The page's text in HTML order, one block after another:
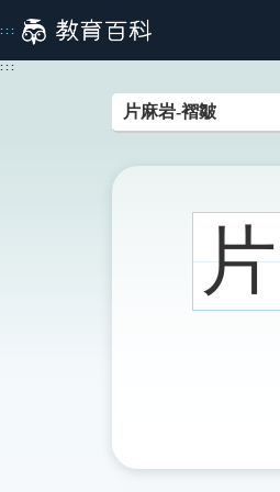
到
主
:::
:::
片